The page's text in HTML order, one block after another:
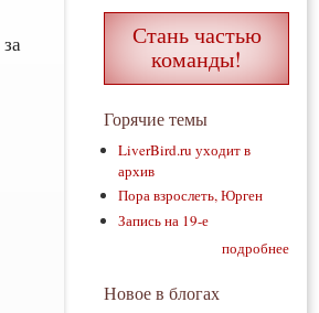
за
Стань частью
команды!
Горячие темы
LiverBird.ru уходит в
архив
Пора взрослеть, Юрген
Запись на 19-е
подробнее
Новое в блогах